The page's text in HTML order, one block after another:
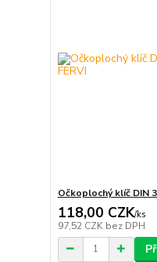
Očkoplochý klíč DIN
118,00 CZK/ks
97,52 CZK bez DPH